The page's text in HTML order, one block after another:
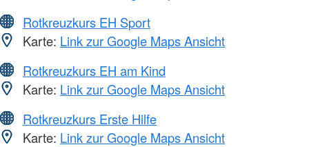
Rotkreuzkurs EH Sport
Karte: Link zur Google Maps Ansicht
Rotkreuzkurs EH am Kind
Karte: Link zur Google Maps Ansicht
Rotkreuzkurs Erste Hilfe
Karte: Link zur Google Maps Ansicht